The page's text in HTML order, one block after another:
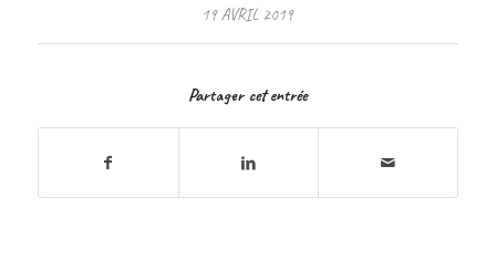
19 AVRIL 2019
Partager cet entrée